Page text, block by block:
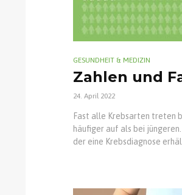
GESUNDHEIT & MEDIZIN
Zahlen und
24. April 2022
Fast alle Krebsarten treten
häufiger auf als bei
der eine Krebsdiagnose